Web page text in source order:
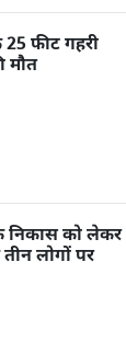
फीट गहरी
मौत
निकास को लेकर
लोगों पर